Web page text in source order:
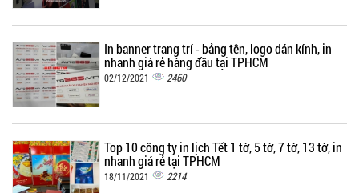
In banner trang trí - bảng tên, logo dán kính, in
nhanh giá rẻ hàng đầu tại TPHCM
02/12/2021 2460
Top 10 công ty in lịch Tết 1 tờ, 5 tờ, 7 tờ, 13 tờ, in
nhanh giá rẻ tại TPHCM
18/11/2021 2214